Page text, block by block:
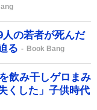
の若者が死んだ
る
Book Bang
飲み干しゲロまみ
くした」子供時代